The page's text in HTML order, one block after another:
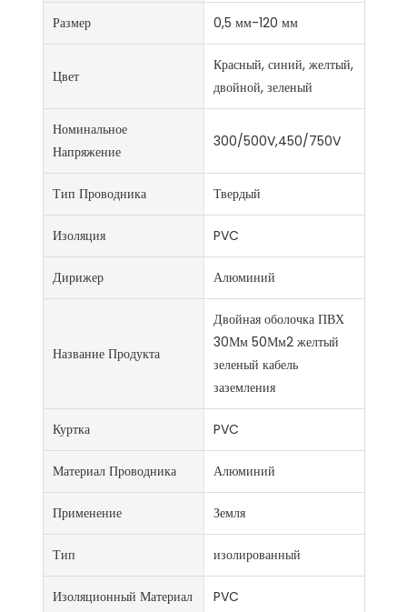
Размер 0,5 мм-120 мм
Цвет
Красный, синий, желтый,
двойной, зеленый
Номинальное
Напряжение
300/500V,450/750V
Тип Проводника Твердый
Изоляция PVC
Дирижер Алюминий
Название Продукта
Двойная оболочка ПВХ
30Мм 50Мм2 желтый
зеленый кабель
заземления
Куртка PVC
Материал Проводника Алюминий
Применение Земля
Тип изолированный
Изоляционный Материал PVC